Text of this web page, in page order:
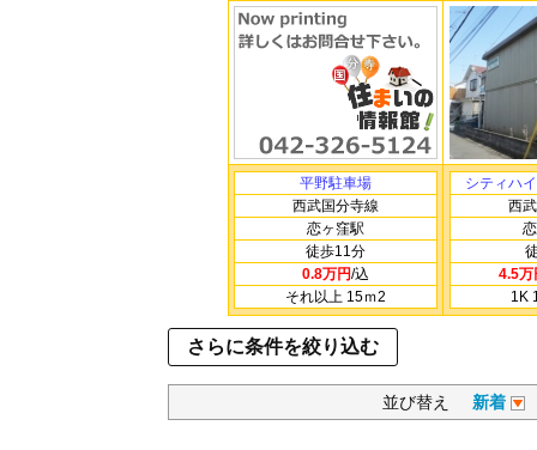
平野駐車場
西武国分寺線
恋ヶ窪駅
徒歩11分
0.8万円/込
それ以上 15ｍ2
シティハ
西
4.5万
1K
さらに条件を絞り込む
並び替え 新着